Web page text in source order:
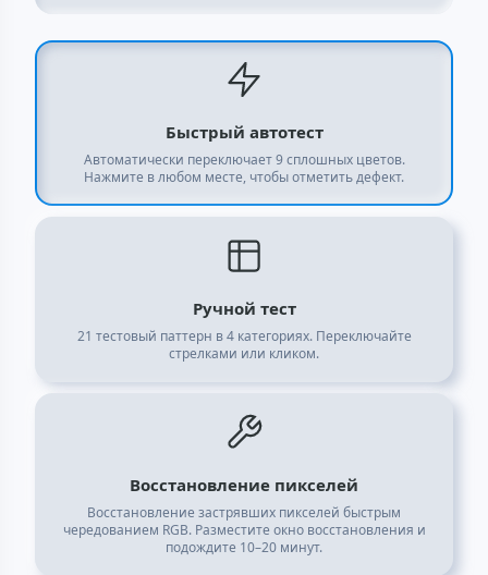
Быстрый автотест
Автоматически переключает 9 сплошных цветов.
Нажмите в любом месте, чтобы отметить дефект.
Ручной тест
21 тестовый паттерн в 4 категориях. Переключайте
стрелками или кликом.
Восстановление пикселей
Восстановление застрявших пикселей быстрым
чередованием RGB. Разместите окно восстановления и
подождите 10–20 минут.